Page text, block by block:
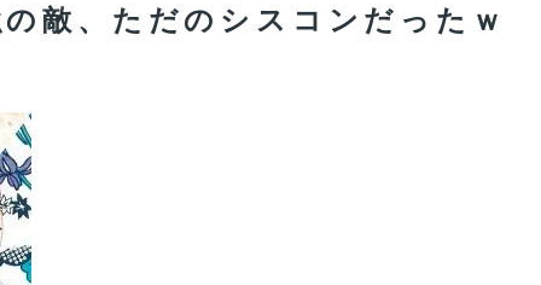
敵、ただのシスコンだったｗ